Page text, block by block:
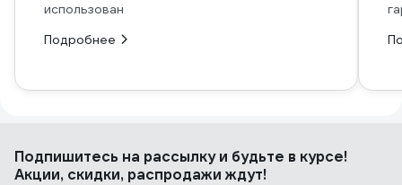
использован
Подробнее
Подпишитесь на рассылкуи будьте в курсе!
Акции, скидки, распродажи ждут!